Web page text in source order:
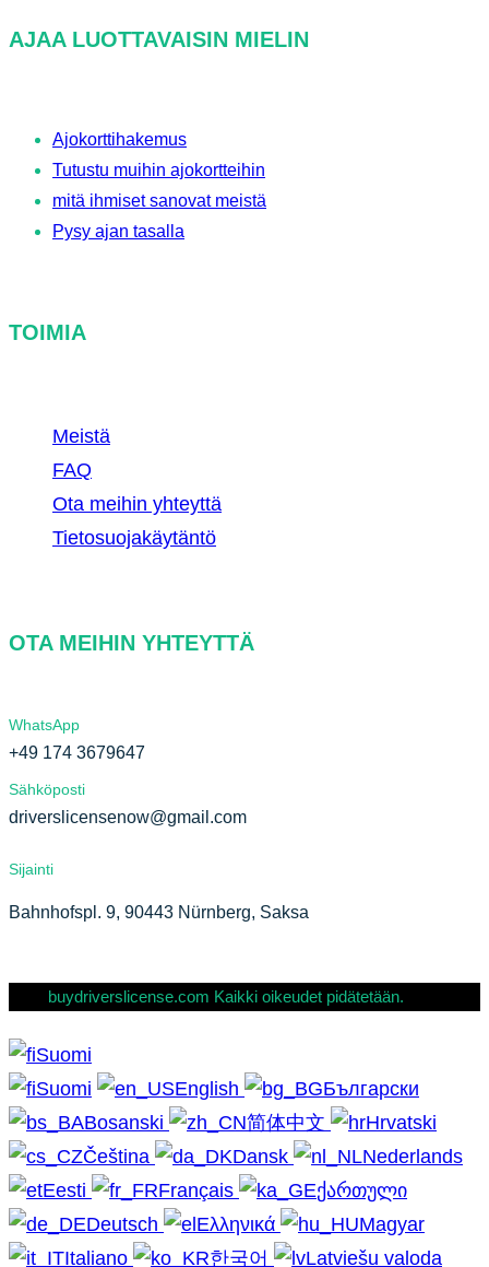
AJAA LUOTTAVAISIN MIELIN
Ajokorttihakemus
Tutustu muihin ajokortteihin
mitä ihmiset sanovat meistä
Pysy ajan tasalla
TOIMIA
Meistä
FAQ
Ota meihin yhteyttä
Tietosuojakäytäntö
OTA MEIHIN YHTEYTTÄ
WhatsApp
+49 174 3679647
Sähköposti
driverslicensenow@gmail.com
Sijainti
Bahnhofspl. 9, 90443 Nürnberg, Saksa
buydriverslicense.com Kaikki oikeudet pidätetään.
Suomi
Suomi
English
Български
Bosanski
简体中文
Hrvatski
Čeština
Dansk
Nederlands
Eesti
Français
ქართული
Deutsch
Ελληνικά
Magyar
Italiano
한국어 Latviešu valoda